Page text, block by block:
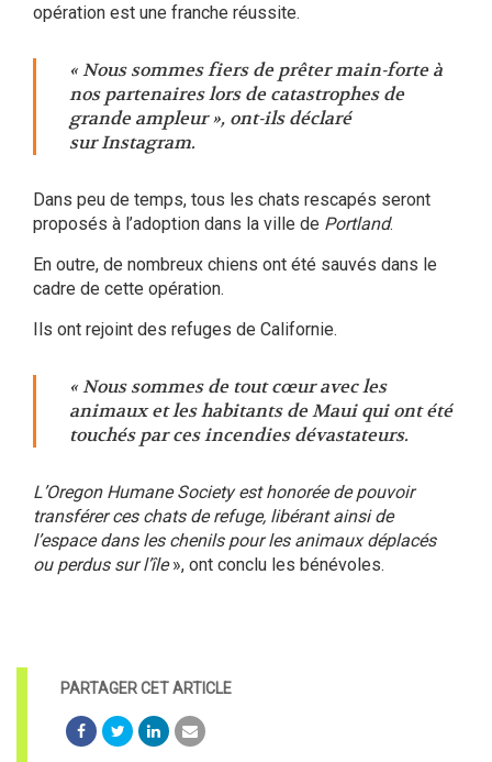
opération est une franche réussite.
«Nous sommes fiers de prêter main-forte à
nos partenaires lors de catastrophes de
grande ampleur», ont-ils déclaré
surInstagram.
Dans peu de temps, tous les chats rescapés seront
proposés à l’adoption dans la ville de Portland.
En outre, de nombreux chiens ont été sauvés dans le
cadre de cette opération.
Ils ont rejoint des refuges de Californie.
«Nous sommes de tout cœur avec les
animaux et les habitants de Maui qui ont été
touchés par ces incendies dévastateurs.
L’Oregon Humane Society est honorée de pouvoir
transférer ces chats de refuge, libérant ainsi de
l’espace dans les chenils pour les animaux déplacés
ou perdus sur l’île », ont conclu les bénévoles.